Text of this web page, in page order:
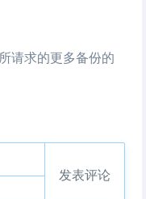
请求的更多备份的
发表评论